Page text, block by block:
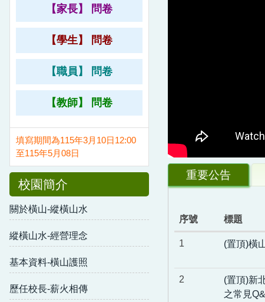
【家長】 問卷
【學生】 問卷
【職員】 問卷
【教師】 問卷
填寫期間為115年3月10日12:00
至115年5月08日
校園簡介
關於橫山-縱橫山水
縱橫山水-經營理念
基本資料-橫山護照
歷任校長-薪火相傳
重要公告
序號 標題
1 (置頂)橫
2
(置頂)新
之常見